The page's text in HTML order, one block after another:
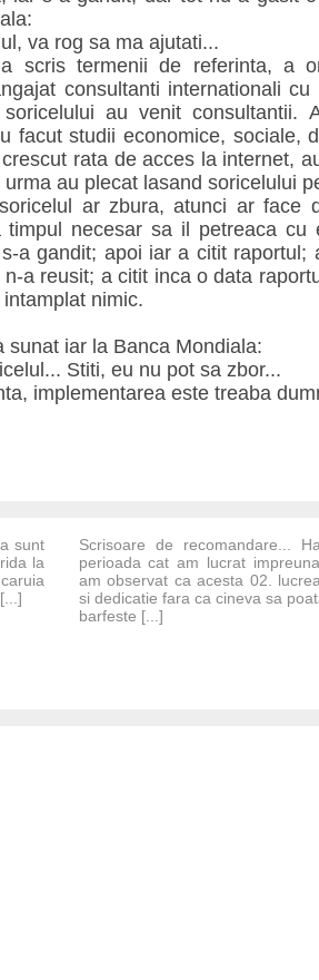
va rog sa ma ajutati...
scris termenii de referinta, a
consultanti internationali
au venit consultantii.
facut studii economice, sociale,
rata de acces la internet,
au plecat lasand soricelului
ar zbura, atunci ar face
necesar sa il petreaca cu
a gandit; apoi iar a citit raportul;
a reusit; a citit inca o data
nimic.
sunat iar la Banca Mondiala:
Stiti, eu nu pot sa zbor...
implementarea este treaba
sunt
la
Scrisoare de recomandare...
perioada cat am lucrat
am observat ca acesta 02.
si dedicatie fara ca cineva sa
barfeste [...]